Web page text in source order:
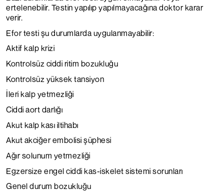
ertelenebilir. Testin yapılıp yapılmayacağına doktor karar
verir.
Efor testi şu durumlarda uygulanmayabilir:
Aktif kalp krizi
Kontrolsüz ciddi ritim bozukluğu
Kontrolsüz yüksek tansiyon
İleri kalp yetmezliği
Ciddi aort darlığı
Akut kalp kası iltihabı
Akut akciğer embolisi şüphesi
Ağır solunum yetmezliği
Egzersize engel ciddi kas-iskelet sistemi sorunları
Genel durum bozukluğu